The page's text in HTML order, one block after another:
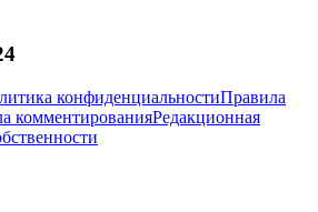
конфиденциальностиПравила
комментированияРедакционная